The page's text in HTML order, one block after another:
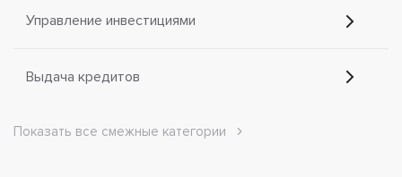
Управление инвестициями
Выдача кредитов
Показать все смежные категории